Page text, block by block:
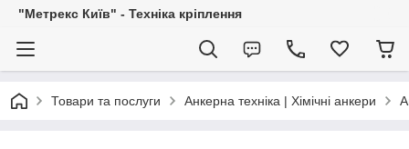
"Метрекс Київ" - Техніка кріплення
Товари та послуги Анкерна техніка | Хімічні анкери